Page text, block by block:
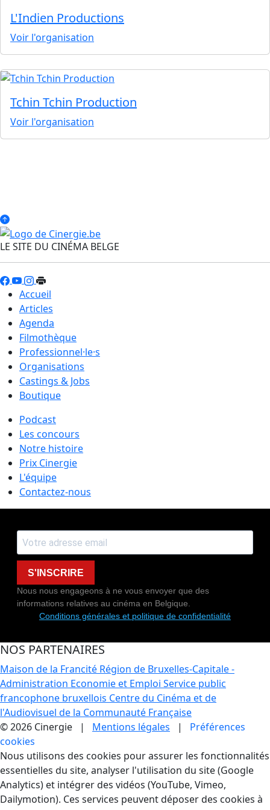
L'Indien Productions
Voir l'organisation
Tchin Tchin Production
Voir l'organisation
LE SITE DU CINÉMA BELGE
Accueil
Articles
Agenda
Filmothèque
Professionnel·le·s
Organisations
Castings & Jobs
Boutique
Podcast
Les concours
Notre histoire
Prix Cinergie
L'équipe
Contactez-nous
S'INSCRIRE
Nous nous engageons à ne vous envoyer que des
informations relatives au cinéma en Belgique.
Conditions générales et politique de confidentialité
NOS PARTENAIRES
Maison de la Francité Région de Bruxelles-Capitale -
Administration Economie et Emploi Service public
francophone bruxellois Centre du Cinéma et de
l'Audiovisuel de la Communauté Française
© 2026 Cinergie | Mentions légales | Préférences
cookies
Gestion des Cookies
Nous utilisons des cookies pour assurer les fonctionnalités
essentielles du site, analyser l'utilisation du site (Google
Analytics) et intégrer des vidéos (YouTube, Vimeo,
Dailymotion). Ces services peuvent déposer des cookies à